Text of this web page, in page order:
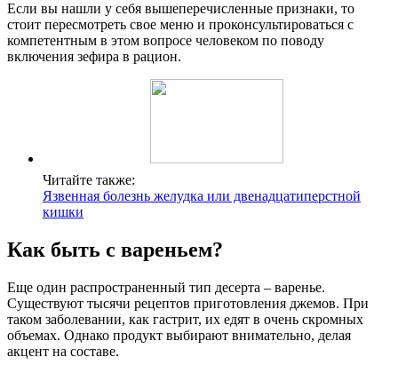
Если вы нашли у себя вышеперечисленные признаки, то
стоит пересмотреть свое меню и проконсультироваться с
компетентным в этом вопросе человеком по поводу
включения зефира в рацион.
Читайте также:
Язвенная болезнь желудка или двенадцатиперстной
кишки
Как быть с вареньем?
Еще один распространенный тип десерта – варенье.
Существуют тысячи рецептов приготовления джемов. При
таком заболевании, как гастрит, их едят в очень скромных
объемах. Однако продукт выбирают внимательно, делая
акцент на составе.